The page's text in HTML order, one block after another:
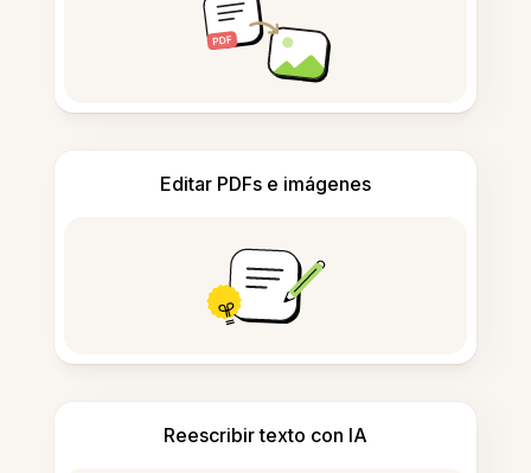
Editar PDFs e imágenes
Reescribir texto con IA